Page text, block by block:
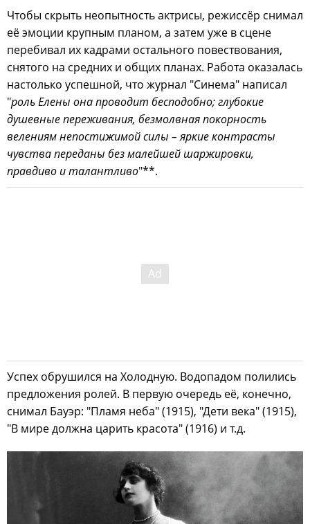
Чтобы скрыть неопытность актрисы, режиссёр снимал
её эмоции крупным планом, а затем уже в сцене
перебивал их кадрами остального повествования,
снятого на средних и общих планах. Работа оказалась
настолько успешной, что журнал "Синема" написал
"роль Елены она проводит бесподобно; глубокие
душевные переживания, безмолвная покорность
велениям непостижимой силы – яркие контрасты
чувства переданы без малейшей шаржировки,
правдиво и талантливо"**.
Успех обрушился на Холодную. Водопадом полились
предложения ролей. В первую очередь её, конечно,
снимал Бауэр: "Пламя неба" (1915), "Дети века" (1915),
"В мире должна царить красота" (1916) и т.д.